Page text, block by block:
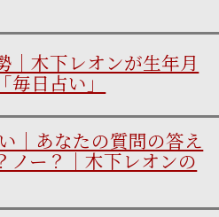
｜木下レオンが生年月
毎日占い」
｜あなたの質問の答え
ノー？｜木下レオンの